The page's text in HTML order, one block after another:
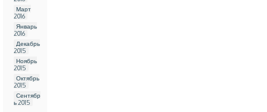
Март
2016
Январь
2016
Декабрь
2015
Ноябрь
2015
Октябрь
2015
Сентябр
ь 2015